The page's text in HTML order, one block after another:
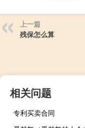
上一篇
残保怎么算
相关问题
专利买卖合同